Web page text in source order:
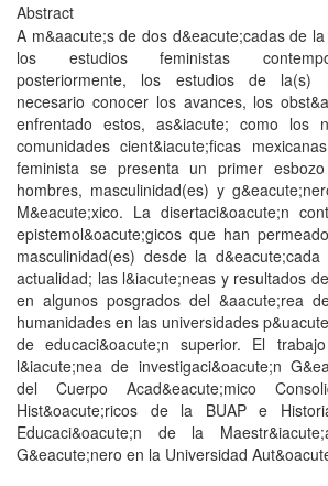
Abstract
A m&aacute;s de dos d&eacute;cadas de
los estudios feministas
posteriormente, los estudios de la(s)
necesario conocer los avances, los
enfrentado estos, as&iacute; como los
comunidades cient&iacute;ficas
feminista se presenta un primer
hombres, masculinidad(es) y
M&eacute;xico. La disertaci&oacute;n
epistemol&oacute;gicos que han
masculinidad(es) desde la
actualidad; las l&iacute;neas y resultados
en algunos posgrados del &aacute;rea
humanidades en las universidades
de educaci&oacute;n superior. El
l&iacute;nea de investigaci&oacute;n
del Cuerpo Acad&eacute;mico
Hist&oacute;ricos de la BUAP e
Educaci&oacute;n de la
G&eacute;nero en la Universidad